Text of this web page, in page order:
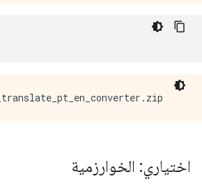
اختياري: الخوارزمية